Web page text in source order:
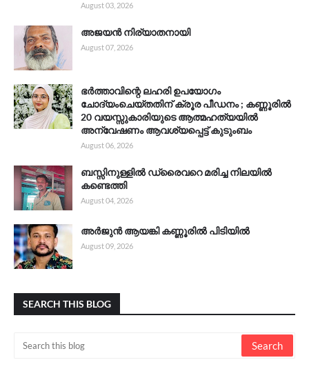
August 03, 2026
അജയൻ നിര്യാതനായി
August 07, 2026
ഭർത്താവിന്റെ ലഹരി ഉപയോഗം
ചോദ്യംചെയ്തതിന് ക്രൂര പീഡനം ; കണ്ണൂരിൽ
20 വയസ്സുകാരിയുടെ ആത്മഹത്യയിൽ
അന്വേഷണം ആവശ്യപ്പെട്ട് കുടുംബം
August 06, 2026
ബസ്സിനുള്ളിൽ ഡ്രൈവറെ മരിച്ച നിലയിൽ
കണ്ടെത്തി
August 04, 2026
അർജുൻ ആയങ്കി കണ്ണൂരിൽ പിടിയിൽ
August 09, 2026
SEARCH THIS BLOG